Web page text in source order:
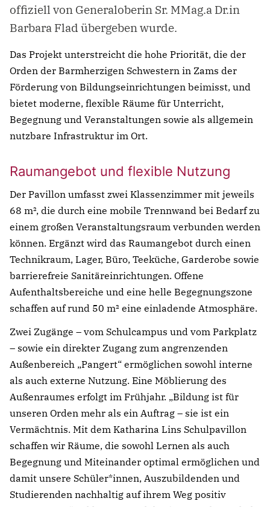
offiziell von Generaloberin Sr. MMag.a Dr.in
Barbara Flad übergeben wurde.
Das Projekt unterstreicht die hohe Priorität, die der
Orden der Barmherzigen Schwestern in Zams der
Förderung von Bildungseinrichtungen beimisst, und
bietet moderne, flexible Räume für Unterricht,
Begegnung und Veranstaltungen sowie als allgemein
nutzbare Infrastruktur im Ort.
Raumangebot und flexible Nutzung
Der Pavillon umfasst zwei Klassenzimmer mit jeweils
68 m², die durch eine mobile Trennwand bei Bedarf zu
einem großen Veranstaltungsraum verbunden werden
können. Ergänzt wird das Raumangebot durch einen
Technikraum, Lager, Büro, Teeküche, Garderobe sowie
barrierefreie Sanitäreinrichtungen. Offene
Aufenthaltsbereiche und eine helle Begegnungszone
schaffen auf rund 50 m² eine einladende Atmosphäre.
Zwei Zugänge – vom Schulcampus und vom Parkplatz
– sowie ein direkter Zugang zum angrenzenden
Außenbereich „Pangert“ ermöglichen sowohl interne
als auch externe Nutzung. Eine Möblierung des
Außenraumes erfolgt im Frühjahr. „Bildung ist für
unseren Orden mehr als ein Auftrag – sie ist ein
Vermächtnis. Mit dem Katharina Lins Schulpavillon
schaffen wir Räume, die sowohl Lernen als auch
Begegnung und Miteinander optimal ermöglichen und
damit unsere Schüler*innen, Auszubildenden und
Studierenden nachhaltig auf ihrem Weg positiv
Überschrift
Notfall
Lorem ipsum dolor sit amet, consectetur
adipisicing elit, sed do eiusmod tempor incididunt
ut labore et dolore magna aliqua. Ut enim ad
minim veniam, quis nostrud exercitation ullamco
laboris nisi ut aliquip ex ea commodo consequat.
Lorem ipsum dolor sit amet
Lorem ipsum dolor sit amet, consectetur
adipisicing elit, sed do eiusmod tempor incididunt
ut labore et dolore magna aliqua. Ut enim ad
minim veniam, quis nostrud exercitation ullamco
laboris nisi ut aliquip ex ea commodo consequat.